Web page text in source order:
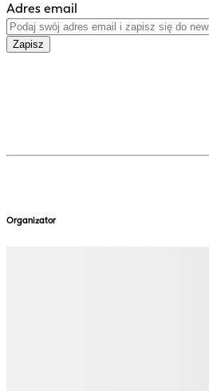
Adres email
Zapisz
Organizator